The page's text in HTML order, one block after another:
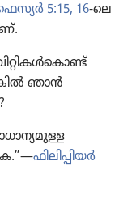
5:15, 16-ലെ
ഞാൻ
ഫിലി​പ്പി​യർ